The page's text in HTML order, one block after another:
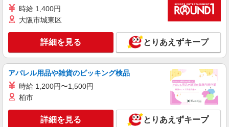
派遣社員
株式会社kotrio /●MT-H-2086460
＜松本市＞小さなデイサービスSTAFF募集≪
週3勤務≫≪夕方退社≫
時給1500円〜2125円 ＜日払い有/週払い有/交
詳細を見る
時給 1,400円
大阪市城東区
詳細を見る とりあえずキープ
アパレル用品や雑貨のピッキング検品
時給 1,200円〜1,500円
柏市
詳細を見る とりあえずキープ